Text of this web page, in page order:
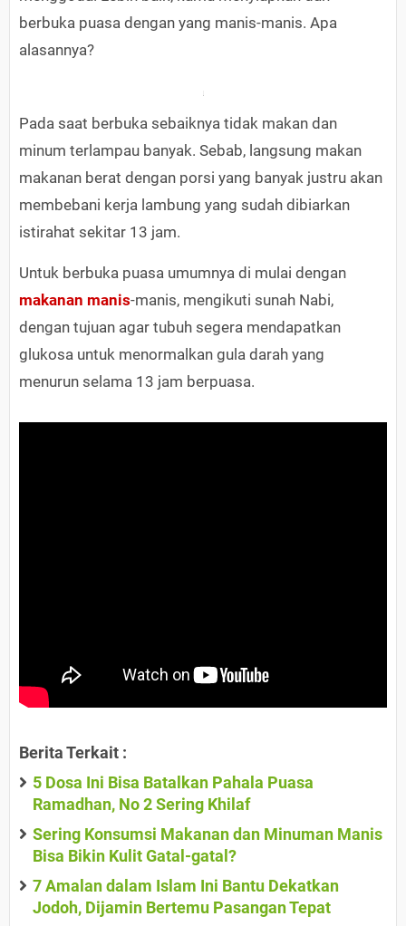
berbuka puasa dengan yang manis-manis. Apa
alasannya?
Pada saat berbuka sebaiknya tidak makan dan
minum terlampau banyak. Sebab, langsung makan
makanan berat dengan porsi yang banyak justru akan
membebani kerja lambung yang sudah dibiarkan
istirahat sekitar 13 jam.
Untuk berbuka puasa umumnya di mulai dengan
makanan manis-manis, mengikuti sunah Nabi,
dengan tujuan agar tubuh segera mendapatkan
glukosa untuk menormalkan gula darah yang
menurun selama 13 jam berpuasa.
Berita Terkait :
5 Dosa Ini Bisa Batalkan Pahala Puasa
Ramadhan, No 2 Sering Khilaf
Sering Konsumsi Makanan dan Minuman Manis
Bisa Bikin Kulit Gatal-gatal?
7 Amalan dalam Islam Ini Bantu Dekatkan
Jodoh, Dijamin Bertemu Pasangan Tepat